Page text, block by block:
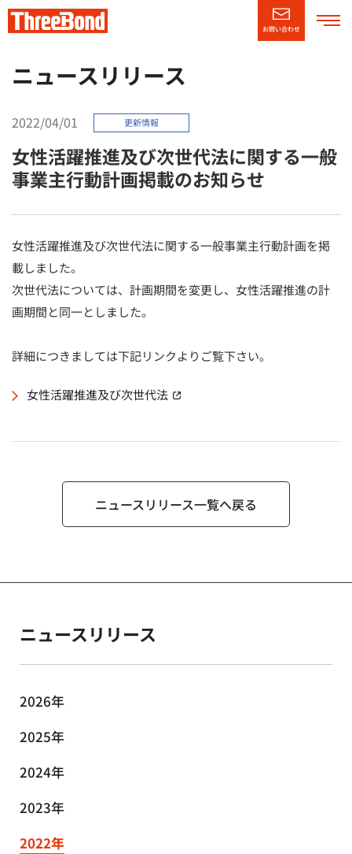
お問い合わせ
企業情報
製品情報
技術・サポート情報
ニュースリリース
採用情報
（別窓で開く）
English
ニュースリリース
2022/04/01 更新情報
女性活躍推進及び次世代法に関する一般
事業主行動計画掲載のお知らせ
女性活躍推進及び次世代法に関する一般事業主行動計画を掲
載しました。
次世代法については、計画期間を変更し、女性活躍推進の計
画期間と同一としました。
詳細につきましては下記リンクよりご覧下さい。
女性活躍推進及び次世代法
ニュースリリース一覧へ戻る
ニュースリリース
2026年
2025年
2024年
2023年
2022年